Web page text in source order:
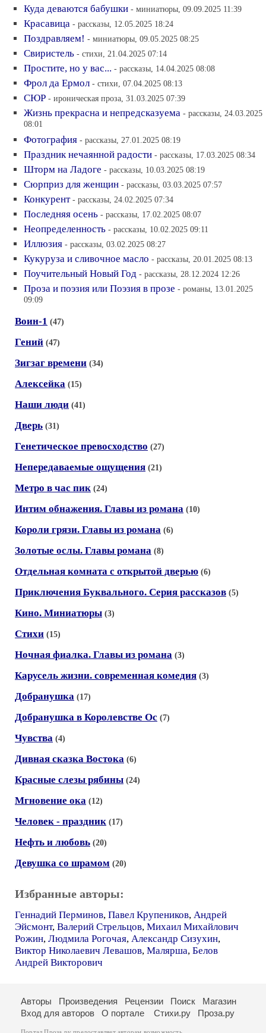
Куда деваются бабушки - миниатюры, 09.09.2025 11:39
Красавица - рассказы, 12.05.2025 18:24
Поздравляем! - миниатюры, 09.05.2025 08:25
Свиристель - стихи, 21.04.2025 07:14
Простите, но у вас... - рассказы, 14.04.2025 08:08
Фрол да Ермол - стихи, 07.04.2025 08:13
СЮР - ироническая проза, 31.03.2025 07:39
Жизнь прекрасна и непредсказуема - рассказы, 24.03.2025
08:01
Фотография - рассказы, 27.01.2025 08:19
Праздник нечаянной радости - рассказы, 17.03.2025 08:34
Шторм на Ладоге - рассказы, 10.03.2025 08:19
Сюрприз для женщин - рассказы, 03.03.2025 07:57
Конкурент - рассказы, 24.02.2025 07:34
Последняя осень - рассказы, 17.02.2025 08:07
Неопределенность - рассказы, 10.02.2025 09:11
Иллюзия - рассказы, 03.02.2025 08:27
Кукуруза и сливочное масло - рассказы, 20.01.2025 08:13
Поучительный Новый Год - рассказы, 28.12.2024 12:26
Проза и поэзия или Поэзия в прозе - романы, 13.01.2025
09:09
Воин-1 (47)
Гений (47)
Зигзаг времени (34)
Алексейка (15)
Наши люди (41)
Дверь (31)
Генетическое превосходство (27)
Непередаваемые ощущения (21)
Метро в час пик (24)
Интим обнажения. Главы из романа (10)
Короли грязи. Главы из романа (6)
Золотые ослы. Главы романа (8)
Отдельная комната с открытой дверью (6)
Приключения Буквального. Cерия рассказов (5)
Кино. Миниатюры (3)
Стихи (15)
Ночная фиалка. Главы из романа (3)
Карусель жизни. современная комедия (3)
Добранушка (17)
Добранушка в Королевстве Ос (7)
Чувства (4)
Дивная сказка Востока (6)
Красные слезы рябины (24)
Мгновение ока (12)
Человек - праздник (17)
Нефть и любовь (20)
Девушка со шрамом (20)
Избранные авторы:
Геннадий Перминов, Павел Крупеников, Андрей
Эйсмонт, Валерий Стрельцов, Михаил Михайлович
Рожин, Людмила Рогочая, Александр Сизухин,
Виктор Николаевич Левашов, Малярша, Белов
Андрей Викторович
Авторы Произведения Рецензии Поиск
Магазин
Вход для авторов
О портале Стихи.ру Проза.ру